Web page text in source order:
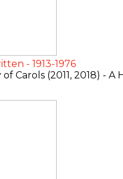
- 1913-1976
Carols (2011, 2018) - A